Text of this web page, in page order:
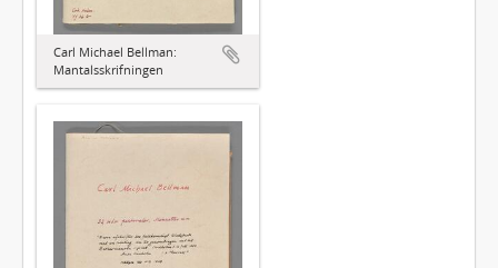
Carl Michael Bellman:
Mantalsskrifningen